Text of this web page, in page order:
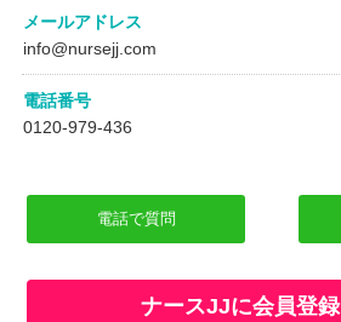
メールアドレス
info@nursejj.com
電話番号
0120-979-436
電話で質問
ナースJJに会員登録